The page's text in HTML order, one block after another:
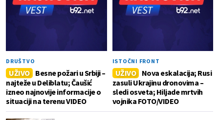
DRUŠTVO
UŽIVO
Besne požari u Srbiji –
najteže u Deliblatu; Čaušić
izneo najnovije informacije o
situaciji na terenu VIDEO
ISTOČNI FRONT
UŽIVO
Nova eskalacija; Rusi
zasuli Ukrajinu dronovima –
sledi osveta; Hiljade mrtvih
vojnika FOTO/VIDEO